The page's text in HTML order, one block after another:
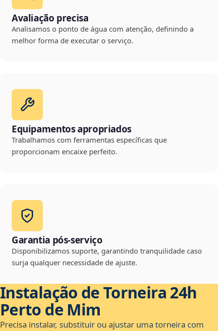
Avaliação precisa
Analisamos o ponto de água com atenção, definindo a
melhor forma de executar o serviço.
Equipamentos apropriados
Trabalhamos com ferramentas específicas que
proporcionam encaixe perfeito.
Garantia pós-serviço
Disponibilizamos suporte, garantindo tranquilidade caso
surja qualquer necessidade de ajuste.
Instalação de Torneira 24h
Perto de Mim
Precisa instalar, substituir ou ajustar uma torneira com